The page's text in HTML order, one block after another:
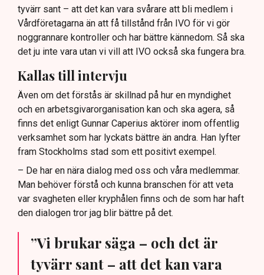
tyvärr sant – att det kan vara svårare att bli medlem i
Vårdföretagarna än att få tillstånd från IVO för vi gör
noggrannare kontroller och har bättre kännedom. Så ska
det ju inte vara utan vi vill att IVO också ska fungera bra.
Kallas till intervju
Även om det förstås är skillnad på hur en myndighet
och en arbetsgivarorganisation kan och ska agera, så
finns det enligt Gunnar Caperius aktörer inom offentlig
verksamhet som har lyckats bättre än andra. Han lyfter
fram Stockholms stad som ett positivt exempel.
– De har en nära dialog med oss och våra medlemmar.
Man behöver förstå och kunna branschen för att veta
var svagheten eller kryphålen finns och de som har haft
den dialogen tror jag blir bättre på det.
”Vi brukar säga – och det är
tyvärr sant – att det kan vara